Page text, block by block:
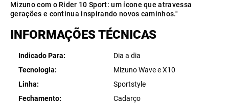
Mizuno com o Rider 10 Sport: um ícone que atravessa
gerações e continua inspirando novos caminhos."
INFORMAÇÕES TÉCNICAS
Indicado Para
Dia a dia
Tecnologia
Mizuno Wave e X10
Linha
Sportstyle
Fechamento
Cadarço